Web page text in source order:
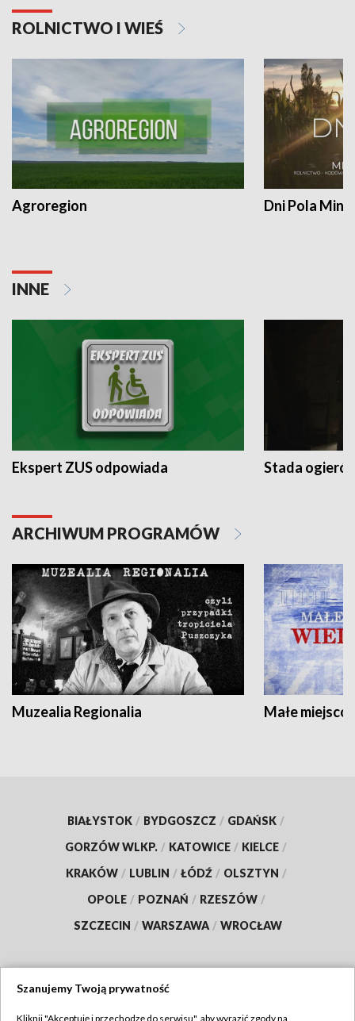
ROLNICTWO I WIEŚ
Agroregion Dni Pola
INNE
Ekspert ZUS odpowiada Stada
ARCHIWUM PROGRAMÓW
Muzealia Regionalia Małe
BIAŁYSTOK / BYDGOSZCZ / GDAŃSK /
GORZÓW WLKP. / KATOWICE / KIELCE /
KRAKÓW / LUBLIN / ŁÓDŹ / OLSZTYN /
OPOLE / POZNAŃ / RZESZÓW /
SZCZECIN / WARSZAWA / WROCŁAW
Szanujemy Twoją prywatność
Kliknij "Akceptuję i przechodzę do serwisu", aby wyrazić zgody na